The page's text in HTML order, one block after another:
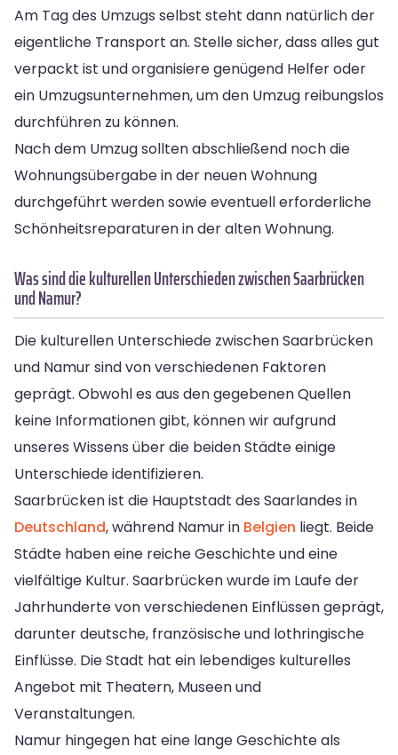
Am Tag des Umzugs selbst steht dann natürlich der
eigentliche Transport an. Stelle sicher, dass alles gut
verpackt ist und organisiere genügend Helfer oder
ein Umzugsunternehmen, um den Umzug reibungslos
durchführen zu können.
Nach dem Umzug sollten abschließend noch die
Wohnungsübergabe in der neuen Wohnung
durchgeführt werden sowie eventuell erforderliche
Schönheitsreparaturen in der alten Wohnung.
Was sind die kulturellen Unterschieden zwischen Saarbrücken
und Namur?
Die kulturellen Unterschiede zwischen Saarbrücken
und Namur sind von verschiedenen Faktoren
geprägt. Obwohl es aus den gegebenen Quellen
keine Informationen gibt, können wir aufgrund
unseres Wissens über die beiden Städte einige
Unterschiede identifizieren.
Saarbrücken ist die Hauptstadt des Saarlandes in
Deutschland, während Namur in Belgien liegt. Beide
Städte haben eine reiche Geschichte und eine
vielfältige Kultur. Saarbrücken wurde im Laufe der
Jahrhunderte von verschiedenen Einflüssen geprägt,
darunter deutsche, französische und lothringische
Einflüsse. Die Stadt hat ein lebendiges kulturelles
Angebot mit Theatern, Museen und
Veranstaltungen.
Namur hingegen hat eine lange Geschichte als